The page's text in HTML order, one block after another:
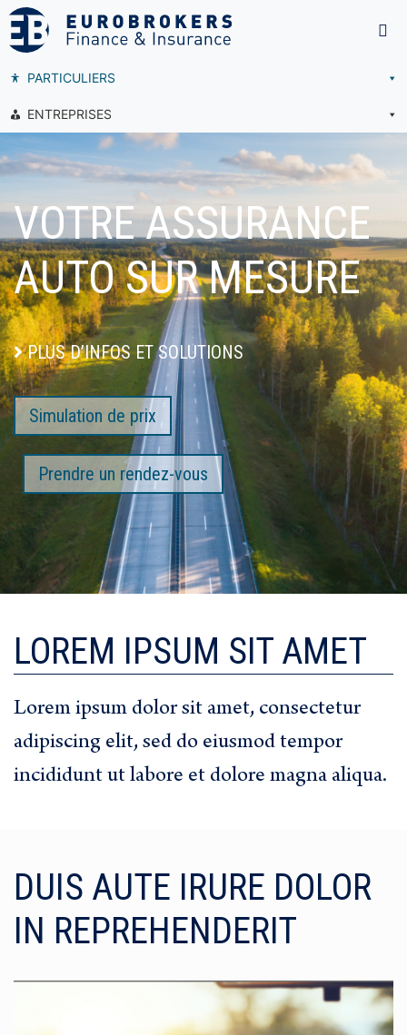
PARTICULIERS
ENTREPRISES
VOTRE ASSURANCE
AUTO SUR MESURE
PLUS D’INFOS ET SOLUTIONS
Simulation de prix
Prendre un rendez-vous
LOREM IPSUM SIT AMET
Lorem ipsum dolor sit amet, consectetur
adipiscing elit, sed do eiusmod tempor
incididunt ut labore et dolore magna aliqua.
DUIS AUTE IRURE DOLOR
IN REPREHENDERIT